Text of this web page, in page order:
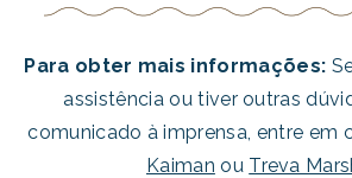
Para obter mais informações:
assistência ou tiver outras
comunicado à imprensa, entre
Kaiman ou Treva